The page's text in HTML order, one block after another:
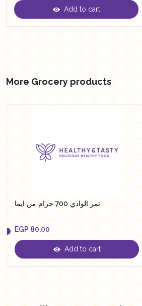
EGP Add to cart
More Grocery products
تمر الوادي 700 جرام من ايما
EGP
EGP 80.00
Add to cart